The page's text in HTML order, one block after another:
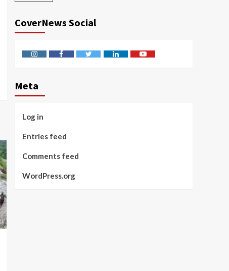
CoverNews Social
InstagramFacebookTwitter LinkedinYoutube
Meta
Log in
Entries feed
Comments feed
WordPress.org